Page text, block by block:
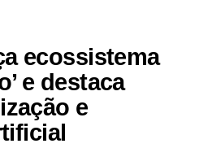
disputarão o prêmio de
baterias de 20 minutos com
pela equipe do WSL. A
da 51 Ice, e os
no valor de R＄ 2,5 mil. A
dia antes com divulgações
ecossistema
e destaca
e